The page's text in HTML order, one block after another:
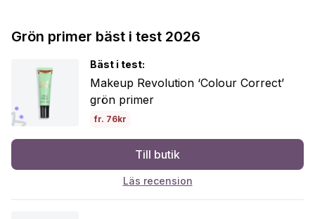
Grön primer bäst i test 2026
Bäst i test:
Makeup Revolution ‘Colour Correct’
grön primer
fr. 76kr
Till butik
Läs recension